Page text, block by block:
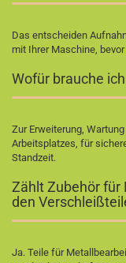
Das entscheiden
mit Ihrer Maschine,
Wofür brauche
Zur Erweiterung,
Arbeitsplatzes, für
Standzeit.
Zählt Zubehör
den
Ja. Teile für